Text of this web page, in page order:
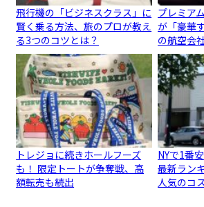
飛行機の「ビジネスクラス」に
賢く乗る方法、旅のプロが教え
る3つのコツとは？
プレミア
が「豪華
の航空会
トレジョに続きホールフーズ
も！ 限定トートが争奪戦、高
額転売も続出
NYで1番
最新ラン
人気のコ